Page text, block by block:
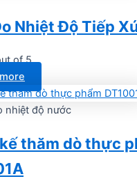
Nhiệt Độ Tiếp
of 5
nhiệt độ nước
thăm dò thực